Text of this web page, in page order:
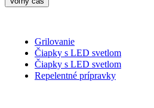
Grilovanie
Čiapky s LED svetlom
Čiapky s LED svetlom
Repelentné prípravky